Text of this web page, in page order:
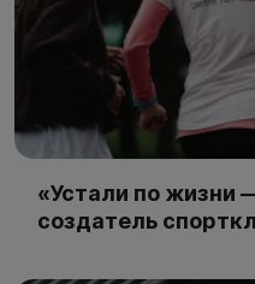
«Устали по жизни
создатель